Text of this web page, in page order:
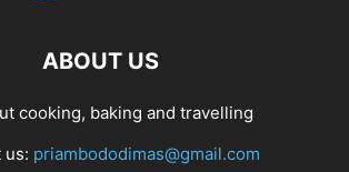
ABOUT US
cooking, baking and travelling
us: priambododimas@gmail.com